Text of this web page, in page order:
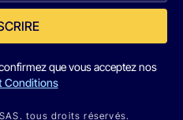
que vous acceptez nos
Conditions
tous droits réservés.